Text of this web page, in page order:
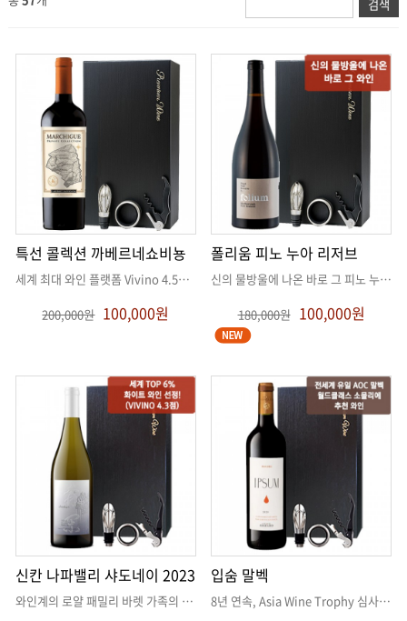
특선 콜렉션 까베르네쇼비뇽
세계 최대 와인 플랫폼 Vivino 4.5점, 실제 소비자가 극찬한 특별 . .
200,000원 100,000원
폴리움 피노 누아 리저브
신의 물방울에 나온 바로 그 피노 누아
180,000원 100,000원
신칸 나파밸리 샤도네이 2023
와인계의 로얄 패밀리 바렛 가족의 딸, 첼시 바렛의 샤도네이가 국내 첫 . .
입숨 말벡
8년 연속, Asia Wine Trophy 심사위원 소믈리에 추천